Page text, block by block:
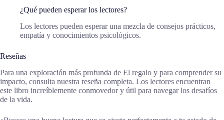
¿Qué pueden esperar los lectores?
Los lectores pueden esperar una mezcla de consejos prácticos,
empatía y conocimientos psicológicos.
Reseñas
Para una exploración más profunda de El regalo y para comprender su
impacto, consulta nuestra reseña completa. Los lectores encuentran
este libro increíblemente conmovedor y útil para navegar los desafíos
de la vida.